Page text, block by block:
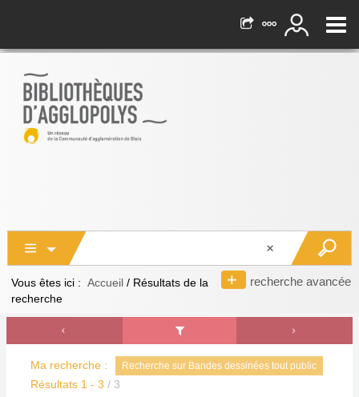
recherche avancée
Vous êtes ici : Accueil / Résultats de la
recherche
Ma recherche : Recherche sur Bandes dessinées tout public
Résultats 1 - 3 / 3